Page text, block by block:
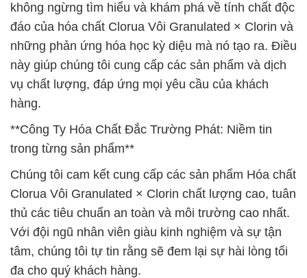
không ngừng tìm hiểu và khám phá về tính chất độc
đáo của hóa chất Clorua Vôi Granulated × Clorin và
những phản ứng hóa học kỳ diệu mà nó tạo ra. Điều
này giúp chúng tôi cung cấp các sản phẩm và dịch
vụ chất lượng, đáp ứng mọi yêu cầu của khách
hàng.
**Công Ty Hóa Chất Đắc Trường Phát: Niềm tin
trong từng sản phẩm**
Chúng tôi cam kết cung cấp các sản phẩm Hóa chất
Clorua Vôi Granulated × Clorin chất lượng cao, tuân
thủ các tiêu chuẩn an toàn và môi trường cao nhất.
Với đội ngũ nhân viên giàu kinh nghiệm và sự tận
tâm, chúng tôi tự tin rằng sẽ đem lại sự hài lòng tối
đa cho quý khách hàng.